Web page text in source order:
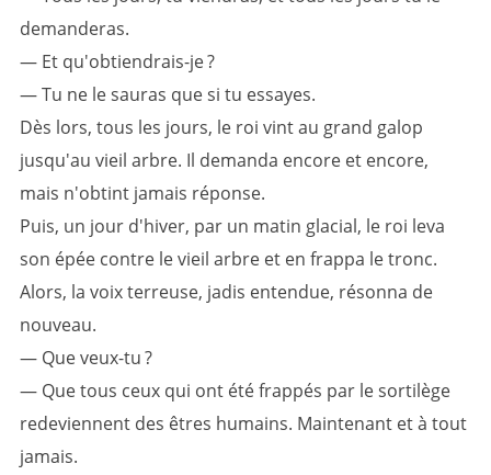
demanderas.
— Et qu'obtiendrais-je ?
— Tu ne le sauras que si tu essayes.
Dès lors, tous les jours, le roi vint au grand galop
jusqu'au vieil arbre. Il demanda encore et encore,
mais n'obtint jamais réponse.
Puis, un jour d'hiver, par un matin glacial, le roi leva
son épée contre le vieil arbre et en frappa le tronc.
Alors, la voix terreuse, jadis entendue, résonna de
nouveau.
— Que veux-tu ?
— Que tous ceux qui ont été frappés par le sortilège
redeviennent des êtres humains. Maintenant et à tout
jamais.